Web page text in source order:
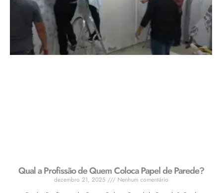
Qual a Profissão de Quem Coloca Papel de Parede?
dezembro 21, 2025 Nenhum comentário